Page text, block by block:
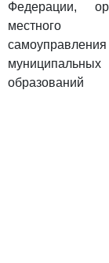
Федерации,
местного
самоуправления
муниципальных
образований